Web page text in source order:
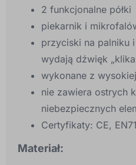
2 funkcjonalne półki
piekarnik i
przyciski na palniku
wydają dźwięk
wykonane z
nie zawiera ostrych
niebezpiecznych
Certyfikaty: CE,
Materiał: